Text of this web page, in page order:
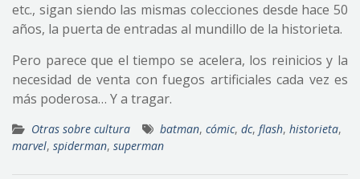
etc., sigan siendo las mismas colecciones desde hace 50
años, la puerta de entradas al mundillo de la historieta.
Pero parece que el tiempo se acelera, los reinicios y la
necesidad de venta con fuegos artificiales cada vez es
más poderosa… Y a tragar.
Otras sobre cultura batman, cómic, dc, flash, historieta,
marvel, spiderman, superman